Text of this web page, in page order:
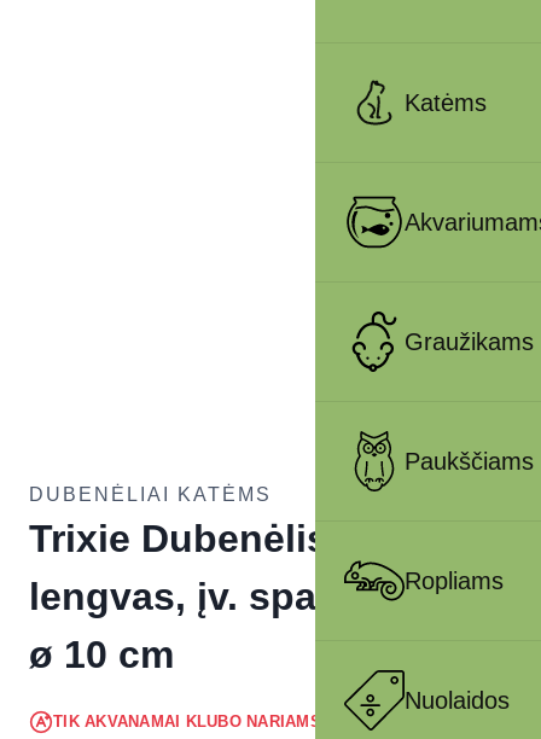
Katėms
Graužikams
Paukščiams
Ropliams
Nuolaidos
DUBENĖLIAI KATĖMS
Trixie Dubenėlis, plast.,
lengvas, įv. spalvų 0.25 l,
ø 10 cm
TIK AKVANAMAI KLUBO NARIAMS 1.42€